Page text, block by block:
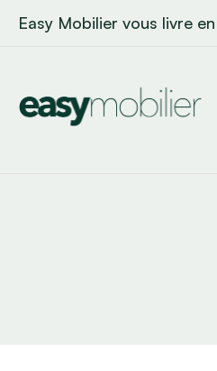
Easy Mobilier vous livre